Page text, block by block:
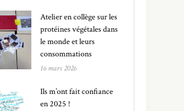
Atelier en collège sur les
protéines végétales dans
le monde et leurs
consommations
16 mars 2026
Ils m’ont fait confiance
en 2025 !